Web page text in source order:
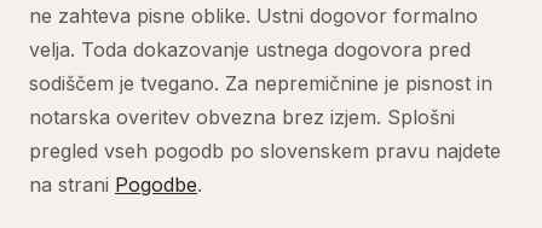
ne zahteva pisne oblike. Ustni dogovor formalno
velja. Toda dokazovanje ustnega dogovora pred
sodiščem je tvegano. Za nepremičnine je pisnost in
notarska overitev obvezna brez izjem. Splošni
pregled vseh pogodb po slovenskem pravu najdete
na strani Pogodbe.